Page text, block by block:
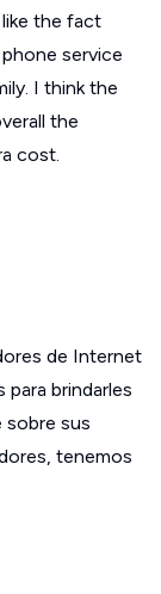
the fact
service
I think the
the
cost.
de Internet
brindarles
sobre sus
tenemos